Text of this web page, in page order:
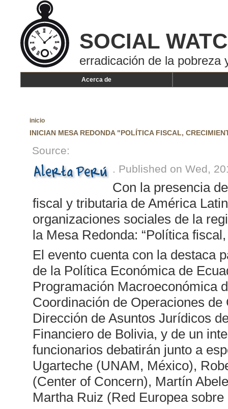
SOCIAL
erradicación de la pobreza
Acerca de
inicio
INICIAN MESA REDONDA "POLÍTICA FISCAL,
Source:
. Published on Wed,
Con la presencia
fiscal y tributaria de América
organizaciones sociales de la
la Mesa Redonda: “Política
El evento cuenta con la destaca
de la Política Económica de
Programación Macroeconómica
Coordinación de Operaciones
Dirección de Asuntos Jurídicos
Financiero de Bolivia, y de un
funcionarios debatirán junto a
Ugarteche (UNAM, México),
(Center of Concern), Martín
Martha Ruiz (Red Europea